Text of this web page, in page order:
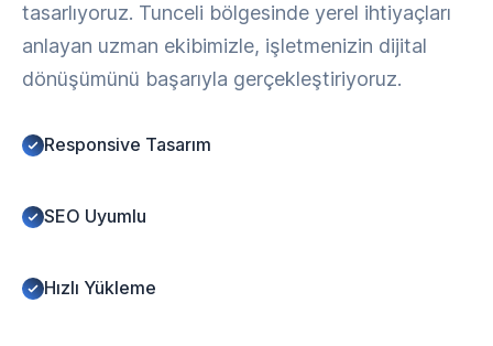
tasarlıyoruz. Tunceli bölgesinde yerel ihtiyaçları
anlayan uzman ekibimizle, işletmenizin dijital
dönüşümünü başarıyla gerçekleştiriyoruz.
Responsive Tasarım
SEO Uyumlu
Hızlı Yükleme